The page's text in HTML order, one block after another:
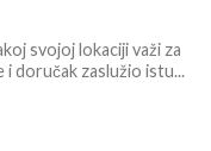
svojoj lokaciji važi za
i doručak zaslužio istu...